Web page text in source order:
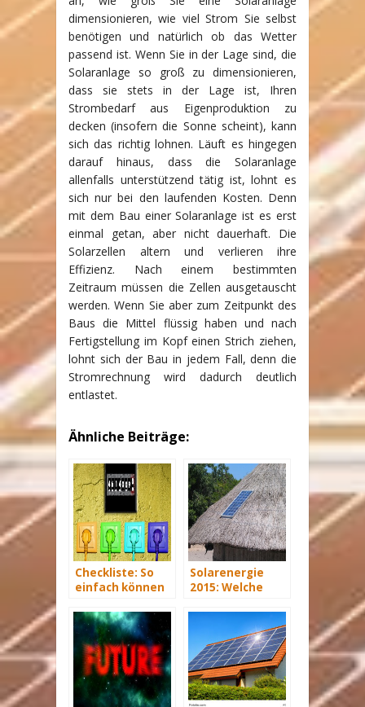
dimensionieren, wie viel Strom Sie selbst
benötigen und natürlich ob das Wetter
passend ist. Wenn Sie in der Lage sind, die
Solaranlage so groß zu dimensionieren,
dass sie stets in der Lage ist, Ihren
Strombedarf aus Eigenproduktion zu
decken (insofern die Sonne scheint), kann
sich das richtig lohnen. Läuft es hingegen
darauf hinaus, dass die Solaranlage
allenfalls unterstützend tätig ist, lohnt es
sich nur bei den laufenden Kosten. Denn
mit dem Bau einer Solaranlage ist es erst
einmal getan, aber nicht dauerhaft. Die
Solarzellen altern und verlieren ihre
Effizienz. Nach einem bestimmten
Zeitraum müssen die Zellen ausgetauscht
werden. Wenn Sie aber zum Zeitpunkt des
Baus die Mittel flüssig haben und nach
Fertigstellung im Kopf einen Strich ziehen,
lohnt sich der Bau in jedem Fall, denn die
Stromrechnung wird dadurch deutlich
entlastet.
Ähnliche Beiträge:
Checkliste: So
einfach können
Solarenergie
2015: Welche
es noch?